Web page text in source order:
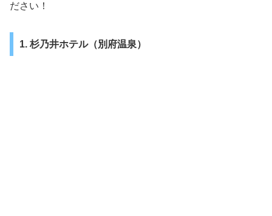
ださい！
1. 杉乃井ホテル（別府温泉）